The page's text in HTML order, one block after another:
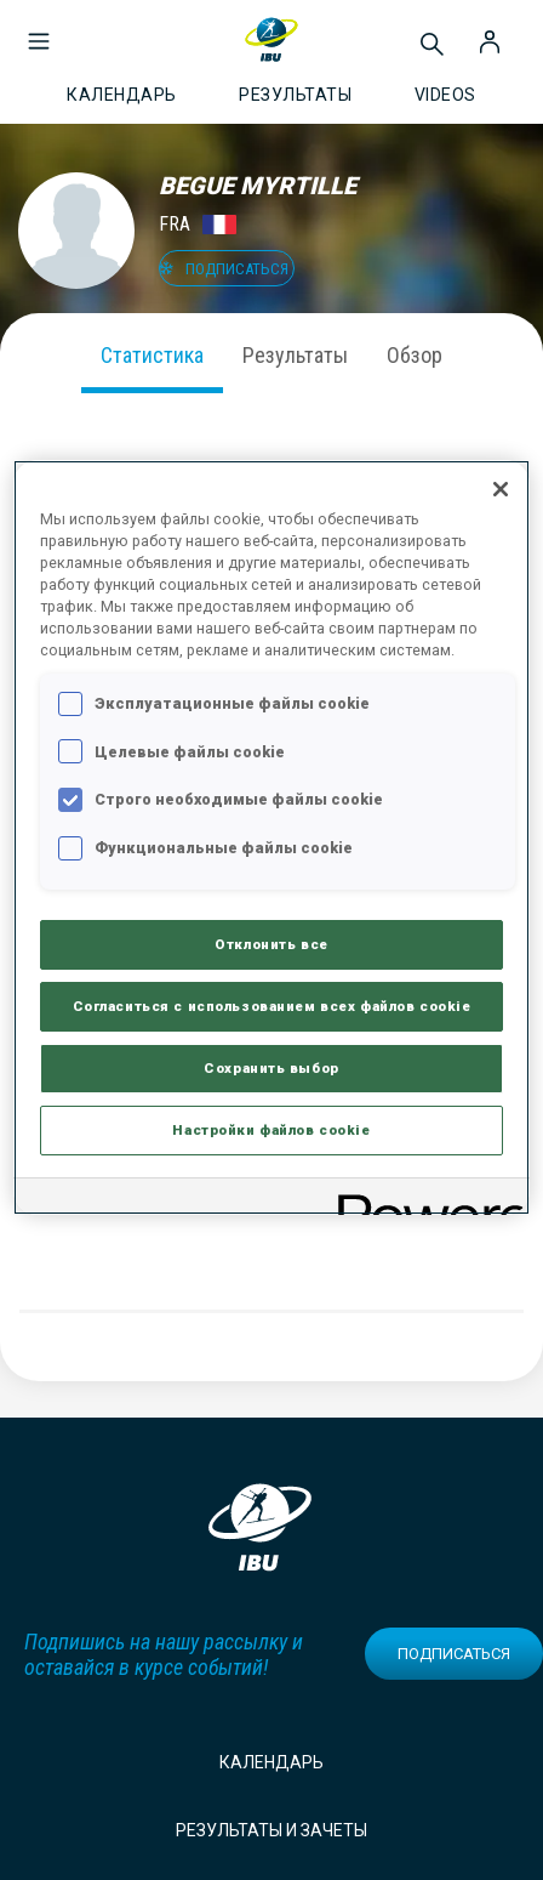
КАЛЕНДАРЬ РЕЗУЛЬТАТЫ VIDEOS
BEGUE MYRTILLE
FRA
ПОДПИСАТЬСЯ
Статистика Результаты Обзор
2025/2026
РЕЗУЛЬТАТЫ - СРЕДНЕЕ ЗНАЧЕНИЕ
ЛЫЖНЫЙ ХОД - ОТСТАВАНИЕ ОТ ЛИДЕРА
Данных нет
Данных нет
СТРЕЛЬБА СТОЯ
Данных нет
РЕЗУЛЬТАТЫ - ТЕНДЕНЦИЯ
ДАННЫХ НЕТ
Подпишись на нашу рассылку и
оставайся в курсе событий!
ПОДПИСАТЬСЯ
КАЛЕНДАРЬ
РЕЗУЛЬТАТЫ И ЗАЧЕТЫ
Мы используем файлы cookie, чтобы обеспечивать
правильную работу нашего веб-сайта, персонализировать
рекламные объявления и другие материалы, обеспечивать
работу функций социальных сетей и анализировать сетевой
трафик. Мы также предоставляем информацию об
использовании вами нашего веб-сайта своим партнерам по
социальным сетям, рекламе и аналитическим системам.
Эксплуатационные файлы cookie
Целевые файлы cookie
Строго необходимые файлы cookie
Функциональные файлы cookie
Отклонить все
Согласиться с использованием всех файлов cookie
Сохранить выбор
Настройки файлов cookie